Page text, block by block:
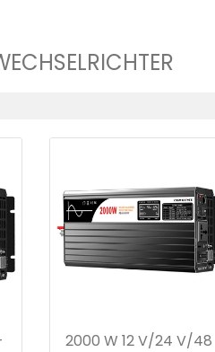
2000 W 12 V/24 V/48